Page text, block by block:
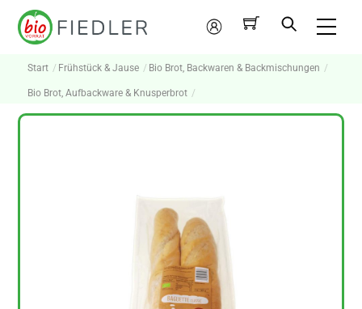
Skip
Mein
Konto
Start Frühstück & Jause Bio Brot, Backwaren & Backmischungen
Bio Brot, Aufbackware & Knusperbrot